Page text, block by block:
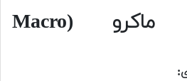
4. عکاسی ماکرو (Macro